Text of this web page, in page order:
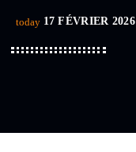
today 17 FÉVRIER 2026